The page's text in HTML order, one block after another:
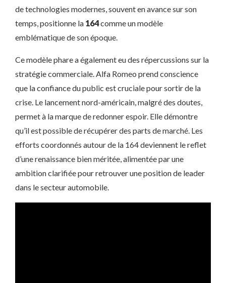
de technologies modernes, souvent en avance sur son
temps, positionne la 164comme un modèle
emblématique de son époque.
Ce modèle phare a également eu des répercussions sur la
stratégie commerciale. Alfa Romeo prend conscience
que la confiance du public est cruciale pour sortir de la
crise. Le lancement nord-américain, malgré des doutes,
permet à la marque de redonner espoir. Elle démontre
qu’il est possible de récupérer des parts de marché. Les
efforts coordonnés autour de la 164 deviennent le reflet
d’une renaissance bien méritée, alimentée par une
ambition clarifiée pour retrouver une position de leader
dans le secteur automobile.